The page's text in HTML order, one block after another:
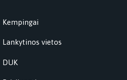
Kempingai
Lankytinos vietos
DUK